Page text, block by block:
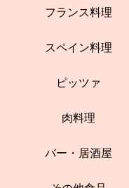
フランス料理
スペイン料理
ピッツァ
肉料理
バー・居酒屋